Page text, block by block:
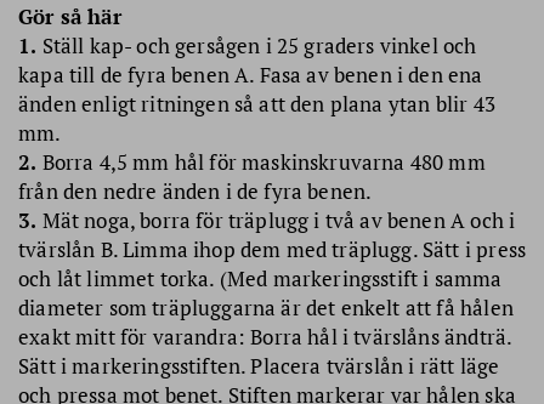
1 st 258 mm (C)
2 st 400 mm (D)
Sadelgjord (juteband)
2 st ca 550 mm
4 st träplugg diameter 8 mm (ev 2 st markeringsstift 8 mm)
Trälim för utebruk
Träskruv 5,0 x 70 mm
2 st maskinskruv 4,0 x 50 mm med kullrig skalle, låsmutter och
tre brickor
Nubb 12 mm
Träspackel, grundfärg och snickerifärg
Gör så här
1. Ställ kap- och gersågen i 25 graders vinkel och
kapa till de fyra benen A. Fasa av benen i den ena
änden enligt ritningen så att den plana ytan blir 43
mm.
2. Borra 4,5 mm hål för maskinskruvarna 480 mm
från den nedre änden i de fyra benen.
3. Mät noga, borra för träplugg i två av benen A och i
tvärslån B. Limma ihop dem med träplugg. Sätt i press
och låt limmet torka. (Med markeringsstift i samma
diameter som träpluggarna är det enkelt att få hålen
exakt mitt för varandra: Borra hål i tvärslåns ändträ.
Sätt i markeringsstiften. Placera tvärslån i rätt läge
och pressa mot benet. Stiften markerar var hålen ska